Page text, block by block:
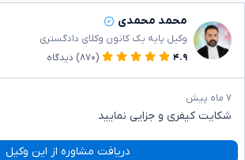
محمد محمدی
وکیل پایه یک کانون وکلای دادگستری
۴.۹
(۸۷۰) دیدگاه
۷ ماه پیش
شکایت کیفری و جزایی نمایید
دریافت مشاوره از این وکیل